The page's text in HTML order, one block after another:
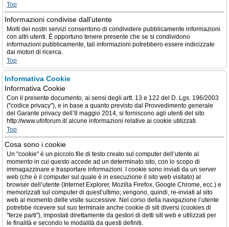
Top
Informazioni condivise dall’utente
Molti dei nostri servizi consentono di condividere pubblicamente informazioni
con altri utenti. È opportuno tenere presente che se si condividono
informazioni pubblicamente, tali informazioni potrebbero essere indicizzate
dai motori di ricerca.
Top
Informativa Cookie
Informativa Cookie
Con il presente documento, ai sensi degli artt. 13 e 122 del D. Lgs. 196/2003
("codice privacy"), e in base a quanto previsto dal Provvedimento generale
del Garante privacy dell’8 maggio 2014, si forniscono agli utenti del sito
http://www.ufoforum.it/ alcune informazioni relative ai cookie utilizzati.
Top
Cosa sono i cookie
Un "cookie" è un piccolo file di testo creato sul computer dell’utente al
momento in cui questo accede ad un determinato sito, con lo scopo di
immagazzinare e trasportare informazioni. I cookie sono inviati da un server
web (che è il computer sul quale è in esecuzione il sito web visitato) al
browser dell’utente (Internet Explorer, Mozilla Firefox, Google Chrome, ecc.) e
memorizzati sul computer di quest’ultimo; vengono, quindi, re-inviati al sito
web al momento delle visite successive. Nel corso della navigazione l’utente
potrebbe ricevere sul suo terminale anche cookie di siti diversi (cookies di
"terze parti"), impostati direttamente da gestori di detti siti web e utilizzati per
le finalità e secondo le modalità da questi definiti.